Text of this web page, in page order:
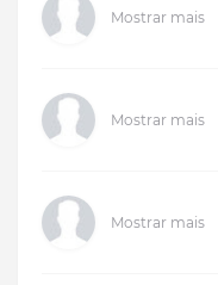
Mostrar mais
Mostrar mais
Mostrar mais